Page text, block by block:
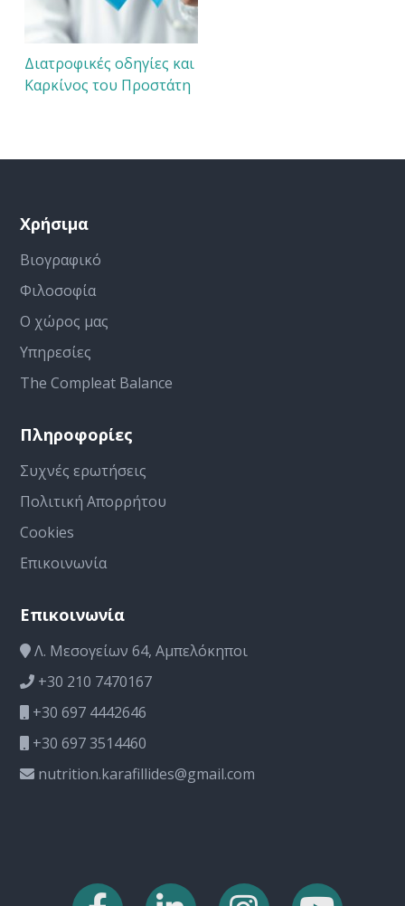
Διατροφικές οδηγίες και
Καρκίνος του Προστάτη
Χρήσιμα
Βιογραφικό
Φιλοσοφία
Ο χώρος μας
Υπηρεσίες
The Compleat Balance
Πληροφορίες
Συχνές ερωτήσεις
Πολιτική Απορρήτου
Cookies
Επικοινωνία
Επικοινωνία
Λ. Μεσογείων 64, Αμπελόκηποι
+30 210 7470167
+30 697 4442646
+30 697 3514460
nutrition.karafillides@gmail.com